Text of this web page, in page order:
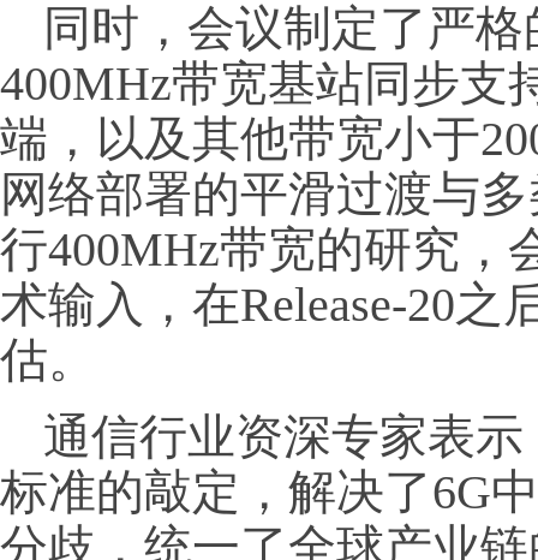
同时，会议制定了严
400MHz带宽基站同步支
端，以及其他带宽小于
网络部署的平滑过渡与
行400MHz带宽的研究，
术输入，在Release-20
估。
通信行业资深专家表
标准的敲定，解决了6G
分歧，统一了全球产业